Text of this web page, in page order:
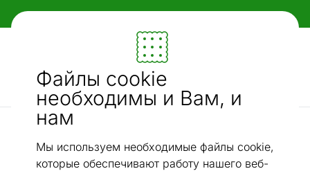
Файлы cookie
необходимы и Вам, и
нам
Мы используем необходимые файлы cookie,
которые обеспечивают работу нашего веб-
Гибкие и удобные способы оплаты!
Мебель и убранство - ON24
Ищи...
Холодильники